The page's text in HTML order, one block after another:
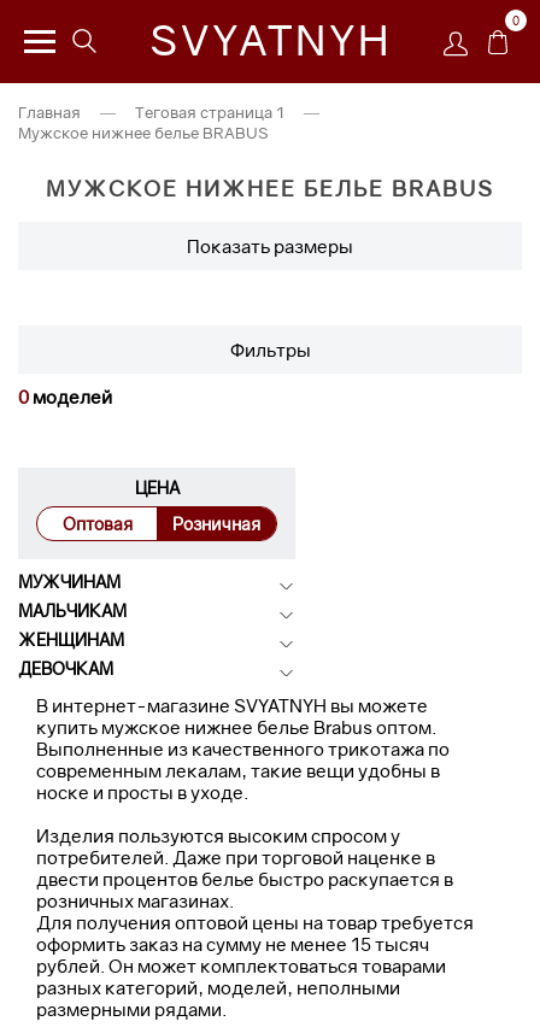
SVYATNYH 0
Главная — Теговая страница 1
—
Мужское нижнее белье BRABUS
МУЖСКОЕ НИЖНЕЕ БЕЛЬЕ BRABUS
Показать размеры
Фильтры
0моделей
ЦЕНА
Оптовая
Розничная
МУЖЧИНАМ
МАЛЬЧИКАМ
ЖЕНЩИНАМ
ДЕВОЧКАМ
В интернет-магазине SVYATNYH вы можете
купить мужское нижнее белье Brabus оптом.
Выполненные из качественного трикотажа по
современным лекалам, такие вещи удобны в
носке и просты в уходе.
Изделия пользуются высоким спросом у
потребителей. Даже при торговой наценке в
двести процентов белье быстро раскупается в
розничных магазинах.
Для получения оптовой цены на товар требуется
оформить заказ на сумму не менее 15 тысяч
рублей. Он может комплектоваться товарами
разных категорий, моделей, неполными
размерными рядами.